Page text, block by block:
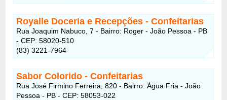
Royalle Doceria e Recepções- Confeitarias
Rua Joaquim Nabuco, 7 - Bairro: Roger - João Pessoa - PB
- CEP: 58020-510
(83) 3221-7964
Sabor Colorido- Confeitarias
Rua José Firmino Ferreira, 820 - Bairro: Água Fria - João
Pessoa - PB - CEP: 58053-022